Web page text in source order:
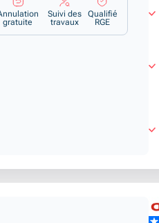
gratuite
Suivi des
travaux
Qualifié
RGE